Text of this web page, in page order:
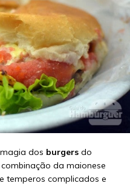
dos burgers do
da maionese
temperos complicados e